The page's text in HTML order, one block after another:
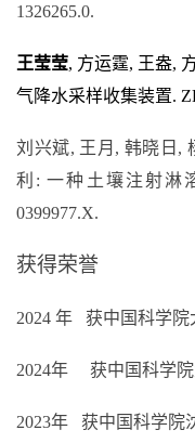
1326265.0.
王莹莹, 方运霆, 王盎,
气降水采样收集装置.
刘兴斌, 王月 , 韩晓日 ,
利 :一种土壤注射淋
0399977.X.
获得荣誉
2024 年 获中国科学院
2024年 获中国科学
2023年 获中国科学院